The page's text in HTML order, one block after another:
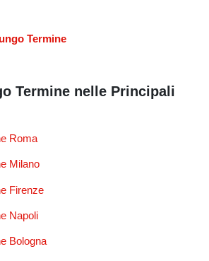
Termine
Termine nelle Principali
Roma
Milano
Firenze
Napoli
Bologna